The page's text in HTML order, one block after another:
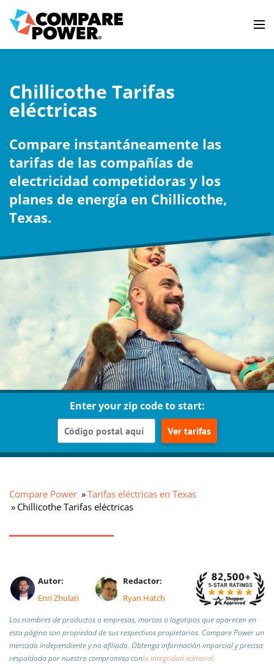
Chillicothe Tarifas
eléctricas
Compare instantáneamente las
tarifas de las compañías de
electricidad competidoras y los
planes de energía en Chillicothe,
Texas.
Enter your zip code to start:
Ver tarifas
Compare Power
Tarifas eléctricas en Texas
Chillicothe Tarifas eléctricas
Autor:
Enri Zhulati
Redactor:
Ryan Hatch
Los nombres de productos o empresas, marcas o logotipos que aparecen en
esta página son propiedad de sus respectivos propietarios. Compare Power un
mercado independiente y no afiliado. Obtenga información imparcial y precisa
respaldada por nuestro compromiso conla integridad editorial.